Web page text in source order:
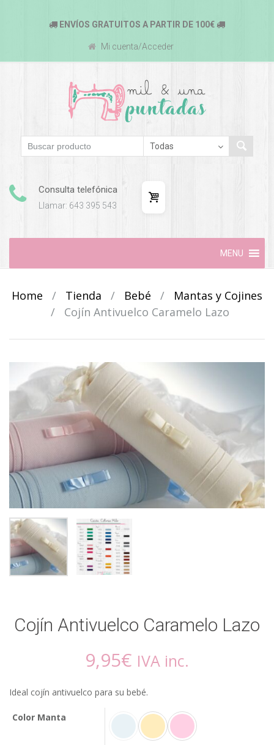
ENVÍOS GRATUITOS A PARTIR DE 100€
Mi cuenta/Acceder
Consulta telefónica
Llamar: 643 395 543
content
MENU
Home / Tienda / Bebé /
Mantas y Cojines
/
Cojín Antivuelco Caramelo Lazo
Cojín Antivuelco Caramelo Lazo
9,95€ IVA inc.
Ideal cojín antivuelco para su bebé.
Color Manta